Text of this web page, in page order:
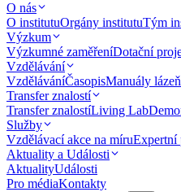
O nás
O institutuOrgány institutuTým
Výzkum
Výzkumné zaměřeníDotační
Vzdělávání
VzděláváníČasopisManuály
Transfer znalostí
Transfer znalostíLiving Lab
Služby
Vzdělávací akce na míruExpertní
Aktuality a Události
AktualityUdálosti
Pro médiaKontakty